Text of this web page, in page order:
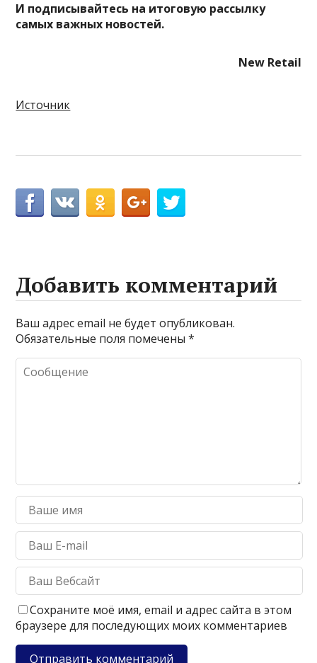
И подписывайтесь на итоговую рассылку
самых важных новостей.
New Retail
Источник
Добавить комментарий
Ваш адрес email не будет опубликован.
Обязательные поля помечены*
Сохраните моё имя, email и адрес сайта в этом
браузере для последующих моих комментариев